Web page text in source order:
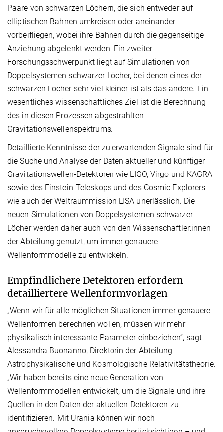
Paare von schwarzen Löchern, die sich entweder auf
elliptischen Bahnen umkreisen oder aneinander
vorbeifliegen, wobei ihre Bahnen durch die gegenseitige
Anziehung abgelenkt werden. Ein zweiter
Forschungsschwerpunkt liegt auf Simulationen von
Doppelsystemen schwarzer Löcher, bei denen eines der
schwarzen Löcher sehr viel kleiner ist als das andere. Ein
wesentliches wissenschaftliches Ziel ist die Berechnung
des in diesen Prozessen abgestrahlten
Gravitationswellenspektrums.
Detaillierte Kenntnisse der zu erwartenden Signale sind für
die Suche und Analyse der Daten aktueller und künftiger
Gravitationswellen-Detektoren wie LIGO, Virgo und KAGRA
sowie des Einstein-Teleskops und des Cosmic Explorers
wie auch der Weltraummission LISA unerlässlich. Die
neuen Simulationen von Doppelsystemen schwarzer
Löcher werden daher auch von den Wissenschaftler:innen
der Abteilung genutzt, um immer genauere
Wellenformmodelle zu entwickeln.
Empfindlichere Detektoren erfordern
detailliertere Wellenformvorlagen
„Wenn wir für alle möglichen Situationen immer genauere
Wellenformen berechnen wollen, müssen wir mehr
physikalisch interessante Parameter einbeziehen“, sagt
Alessandra Buonanno, Direktorin der Abteilung
Astrophysikalische und Kosmologische Relativitätstheorie.
„Wir haben bereits eine neue Generation von
Wellenformmodellen entwickelt, um die Signale und ihre
Quellen in den Daten der aktuellen Detektoren zu
identifizieren. Mit Urania können wir noch